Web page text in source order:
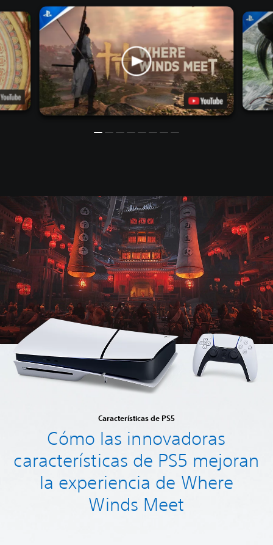
Características de PS5
Cómo las innovadoras
características de PS5 mejoran
la experiencia de Where
Winds Meet